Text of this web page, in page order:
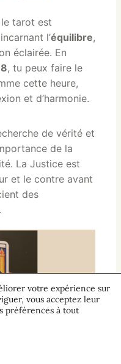
tarot est
l’équilibre,
éclairée. En
, tu peux faire le
cette heure,
et d’harmonie.
de vérité et
de la
La Justice est
et le contre avant
des
votre expérience sur
vous acceptez leur
préférences à tout